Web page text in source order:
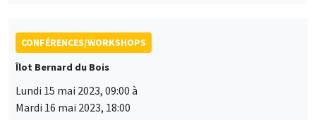
CONFÉRENCES/WORKSHOPS
Îlot Bernard du Bois
Lundi 15 mai 2023, 09:00 à
Mardi 16 mai 2023, 18:00